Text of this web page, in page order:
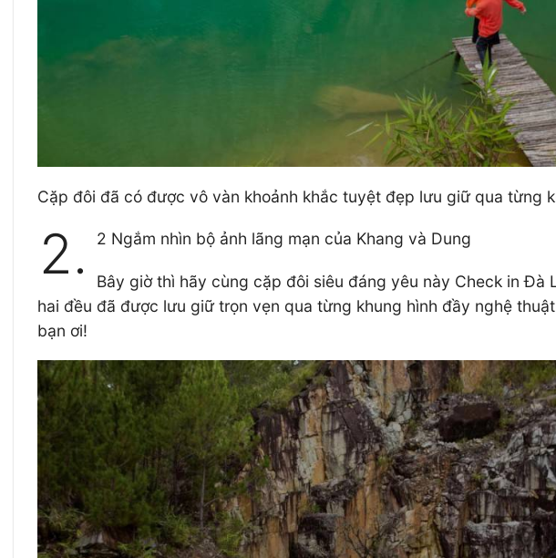
Cặp đôi đã có được vô vàn khoảnh khắc tuyệt đẹp lưu giữ qua từng
2. 2 Ngắm nhìn bộ ảnh lãng mạn của Khang và Dung
Bây giờ thì hãy cùng cặp đôi siêu đáng yêu này Check in
hai đều đã được lưu giữ trọn vẹn qua từng khung hình đầy nghệ
bạn ơi!